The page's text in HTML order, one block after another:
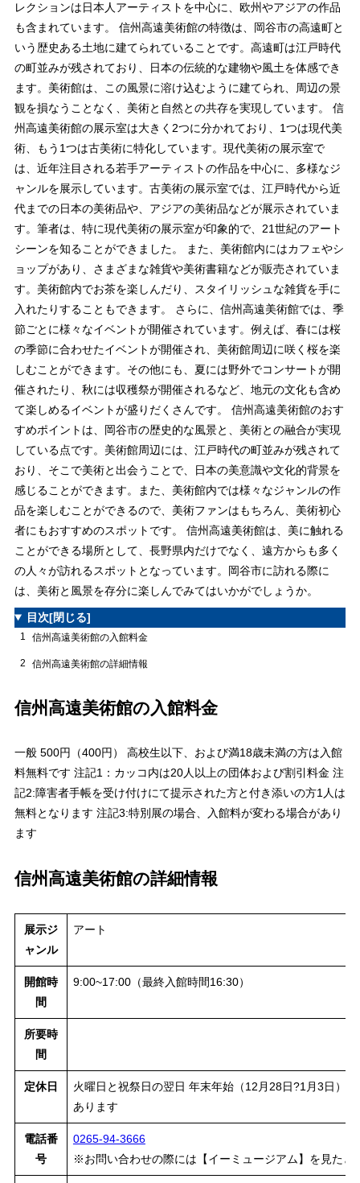
レクションは日本人アーティストを中心に、欧州やアジアの作品
も含まれています。 信州高遠美術館の特徴は、岡谷市の高遠町と
いう歴史ある土地に建てられていることです。高遠町は江戸時代
の町並みが残されており、日本の伝統的な建物や風土を体感でき
ます。美術館は、この風景に溶け込むように建てられ、周辺の景
観を損なうことなく、美術と自然との共存を実現しています。 信
州高遠美術館の展示室は大きく2つに分かれており、1つは現代美
術、もう1つは古美術に特化しています。現代美術の展示室で
は、近年注目される若手アーティストの作品を中心に、多様なジ
ャンルを展示しています。古美術の展示室では、江戸時代から近
代までの日本の美術品や、アジアの美術品などが展示されていま
す。筆者は、特に現代美術の展示室が印象的で、21世紀のアート
シーンを知ることができました。 また、美術館内にはカフェやシ
ョップがあり、さまざまな雑貨や美術書籍などが販売されていま
す。美術館内でお茶を楽しんだり、スタイリッシュな雑貨を手に
入れたりすることもできます。 さらに、信州高遠美術館では、季
節ごとに様々なイベントが開催されています。例えば、春には桜
の季節に合わせたイベントが開催され、美術館周辺に咲く桜を楽
しむことができます。その他にも、夏には野外でコンサートが開
催されたり、秋には収穫祭が開催されるなど、地元の文化も含め
て楽しめるイベントが盛りだくさんです。 信州高遠美術館のおす
すめポイントは、岡谷市の歴史的な風景と、美術との融合が実現
している点です。美術館周辺には、江戸時代の町並みが残されて
おり、そこで美術と出会うことで、日本の美意識や文化的背景を
感じることができます。また、美術館内では様々なジャンルの作
品を楽しむことができるので、美術ファンはもちろん、美術初心
者にもおすすめのスポットです。 信州高遠美術館は、美に触れる
ことができる場所として、長野県内だけでなく、遠方からも多く
の人々が訪れるスポットとなっています。岡谷市に訪れる際に
は、美術と風景を存分に楽しんでみてはいかがでしょうか。
目次[閉じる]
1 信州高遠美術館の入館料金
2 信州高遠美術館の詳細情報
信州高遠美術館の入館料金
一般 500円（400円） 高校生以下、および満18歳未満の方は入館
料無料です 注記1：カッコ内は20人以上の団体および割引料金 注
記2:障害者手帳を受け付けにて提示された方と付き添いの方1人は
無料となります 注記3:特別展の場合、入館料が変わる場合があり
ます
信州高遠美術館の詳細情報
展示ジ
ャンル
アート
開館時
間
9:00~17:00（最終入館時間16:30）
所要時
間
定休日
火曜日と祝祭日の翌日 年末年始（12月28日?1月3日）
あります
電話番
号
0265-94-3666
※お問い合わせの際には【イーミュージアム】を見たと